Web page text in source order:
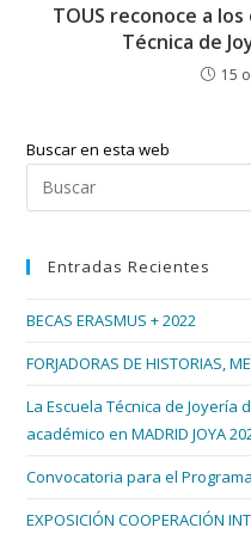
TOUS reconoce a
Técnica de
15
Buscar en esta web
Entradas Recientes
BECAS ERASMUS + 2022
FORJADORAS DE HISTORIAS,
La Escuela Técnica de
académico en MADRID JOYA
Convocatoria para el
EXPOSICIÓN COOPERACIÓN